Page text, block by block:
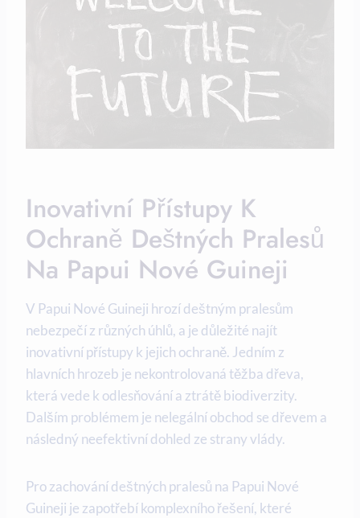
Inovativní Přístupy K
⁣ochraně ​deštných Pralesů
Na Papui Nové Guineji
V Papui ⁤Nové⁢ Guineji hrozí​ deštným pralesům
nebezpečí z různých úhlů, a je důležité najít
inovativní ‌přístupy k ⁢jejich⁣ ochraně. Jedním z
hlavních ⁤hrozeb je nekontrolovaná ‍těžba dřeva,
která vede‍ k⁣ odlesňování ​a⁤ ztrátě biodiverzity.
Dalším ⁣problémem ⁢je nelegální obchod se‍ dřevem⁤ a
⁣následný neefektivní ⁢dohled ze ‌strany vlády.
Pro ‌zachování‌ deštných pralesů na Papui Nové
Guineji​ je zapotřebí komplexního ​řešení, které